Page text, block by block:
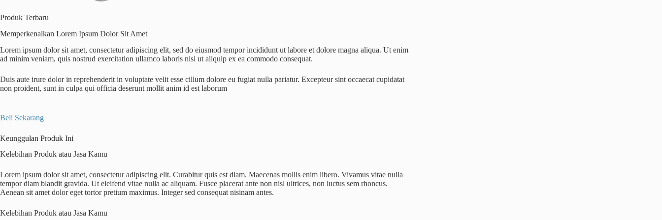
Produk Terbaru
Memperkenalkan Lorem Ipsum Dolor Sit Amet
Lorem ipsum dolor sit amet, consectetur adipiscing elit, sed do eiusmod tempor incididunt ut labore et dolore magna aliqua. Ut enim
ad minim veniam, quis nostrud exercitation ullamco laboris nisi ut aliquip ex ea commodo consequat.
Duis aute irure dolor in reprehenderit in voluptate velit esse cillum dolore eu fugiat nulla pariatur. Excepteur sint occaecat cupidatat
non proident, sunt in culpa qui officia deserunt mollit anim id est laborum
Beli Sekarang
Keunggulan Produk Ini
Kelebihan Produk atau Jasa Kamu
Lorem ipsum dolor sit amet, consectetur adipiscing elit. Curabitur quis est diam. Maecenas mollis enim libero. Vivamus vitae nulla
tempor diam blandit gravida. Ut eleifend vitae nulla ac aliquam. Fusce placerat ante non nisl ultrices, non luctus sem rhoncus.
Aenean sit amet dolor eget tortor pretium maximus. Integer sed consequat nisinam antes.
Kelebihan Produk atau Jasa Kamu